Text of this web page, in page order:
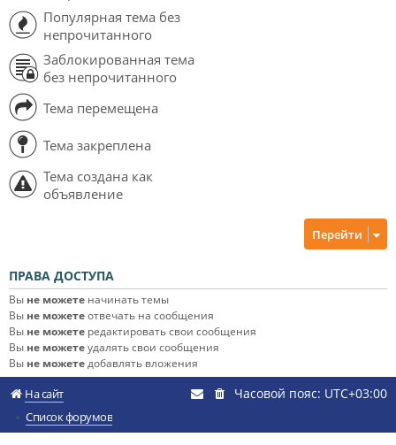
Популярная тема без
непрочитанного
Заблокированная тема
без непрочитанного
Тема перемещена
Тема закреплена
Тема создана как
объявление
Перейти
ПРАВА ДОСТУПА
Вы не можете начинать темы
Вы не можетеотвечать на сообщения
Вы не можете редактировать свои сообщения
Вы не можетеудалять свои сообщения
Вы не можетедобавлять вложения
На сайт
Список форумов
Часовой пояс: UTC+03:00